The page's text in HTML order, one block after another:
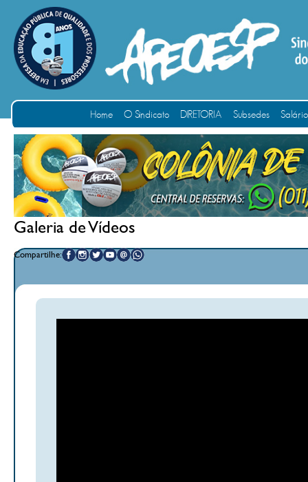
Home O Sindicato DIRETORIA Subsedes
Galeria de Vídeos
Compartilhe: